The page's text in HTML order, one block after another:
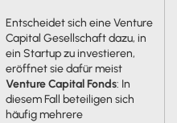
Entscheidet sich eine Venture
Capital Gesellschaft dazu, in
ein Startup zu investieren,
eröffnet sie dafür meist
Venture Capital Fonds: In
diesem Fall beteiligen sich
häufig mehrere